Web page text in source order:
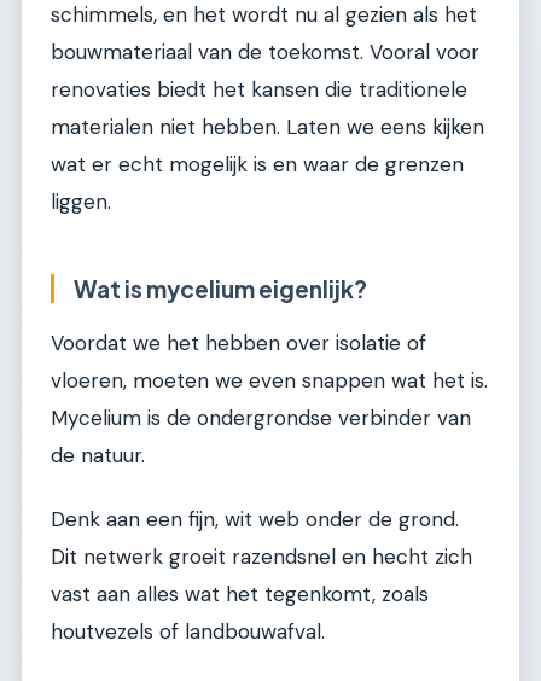
schimmels, en het wordt nu al gezien als het
bouwmateriaal van de toekomst. Vooral voor
renovaties biedt het kansen die traditionele
materialen niet hebben. Laten we eens kijken
wat er echt mogelijk is en waar de grenzen
liggen.
Wat is mycelium eigenlijk?
Voordat we het hebben over isolatie of
vloeren, moeten we even snappen wat het is.
Mycelium is de ondergrondse verbinder van
de natuur.
Denk aan een fijn, wit web onder de grond.
Dit netwerk groeit razendsnel en hecht zich
vast aan alles wat het tegenkomt, zoals
houtvezels of landbouwafval.